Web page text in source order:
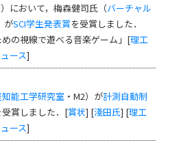
）において，梅森健司氏（バーチャル
がSCI学生発表賞を受賞しました．
の視線で遊べる音楽ゲーム」[理工
ース]
能工学研究室 ・M2）が計測自動制
受賞しました．[賞状] [淺田氏] [理工
ース]